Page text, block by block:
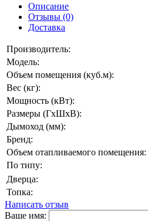
Описание
Отзывы (0)
Доставка
Производитель:
Модель:
Объем помещения (куб.м):
Вес (кг):
Мощность (кВт):
Размеры (ГхШхВ):
Дымоход (мм):
Бренд:
Объем отапливаемого помещения:
По типу:
Дверца:
Топка:
Написать отзыв
Ваше имя: